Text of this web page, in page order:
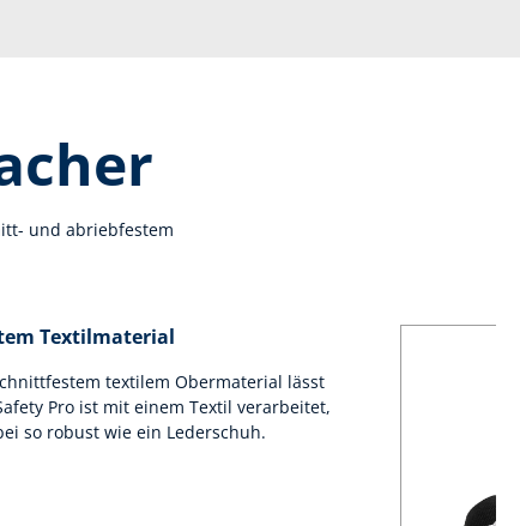
und abriebfestem
Textilmaterial
textilem Obermaterial lässt
Pro ist mit einem Textil verarbeitet,
so robust wie ein Lederschuh.